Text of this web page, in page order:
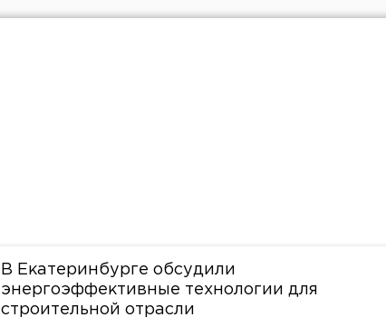
В Екатеринбурге обсудили
энергоэффективные технологии для
строительной отрасли